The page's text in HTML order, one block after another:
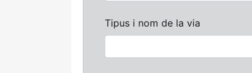
Tipus i nom de la via